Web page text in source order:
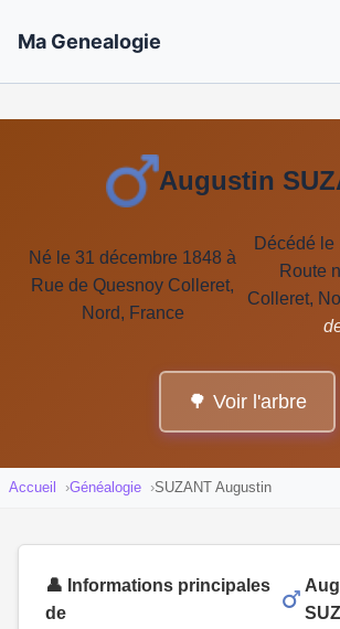
Ma Genealogie
Augustin
Né le 31 décembre 1848 à
Rue de Quesnoy Colleret,
Nord, France
Décédé le
Route
Colleret,
🌳 Voir l'arbre
Accueil Généalogie SUZANT Augustin
👤 Informations principales
de